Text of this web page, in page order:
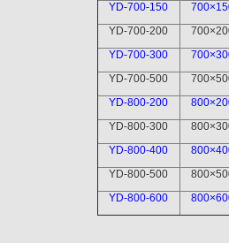
YD-700-150
YD-700-200
YD-700-300
YD-700-500
YD-800-200
YD-800-300
YD-800-400
YD-800-500
YD-800-600